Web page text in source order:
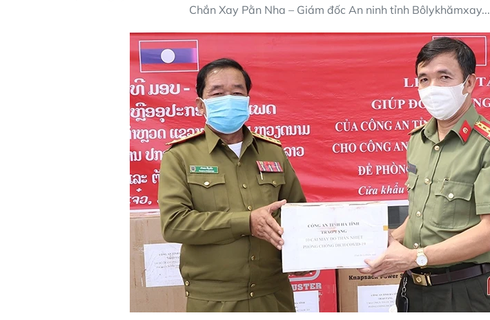
Chắn Xay Pằn Nha – Giám đốc An ninh tỉnh Bôlykhămxay...